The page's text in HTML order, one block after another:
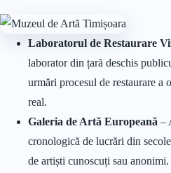
Laboratorul de Restaurare
laborator din țară deschis
urmări procesul de restaurare a
real.
Galeria de Artă Europeană –
cronologică de lucrări din
de artiști cunoscuți sau